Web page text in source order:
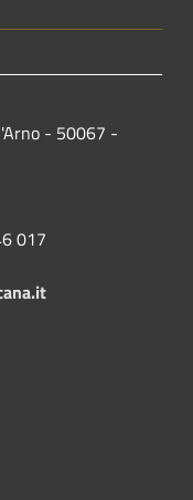
- 50067 -
017